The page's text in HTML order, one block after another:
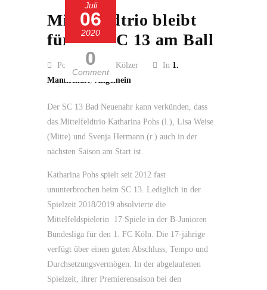
Juli
06
2020
0
Comment
Mittelfeldtrio bleibt
für den SC 13 am Ball
Posted by Guido Kölzer In 1.
Mannschaft, Allgemein
Der SC 13 Bad Neuenahr kann verkünden, dass
das Mittelfeldtrio Katharina Pohs (l.), Lisa Weise
(Mitte) und Svenja Hermann (r.) auch in der
nächsten Saison am Start ist.
Katharina Pohs spielt seit 2012 fast
ununterbrochen beim SC 13. Lediglich in der
Spielzeit 2018/2019 absolvierte die
Mittelfeldspielerin 17 Spiele in der B-Junioren
Bundesliga für den 1. FC Köln. Die 17-jährige
verfügt über einen guten Abschluss, Tempo und
Durchsetzungsvermögen. In der abgelaufenen
Spielzeit, ihrer Premierensaison bei den